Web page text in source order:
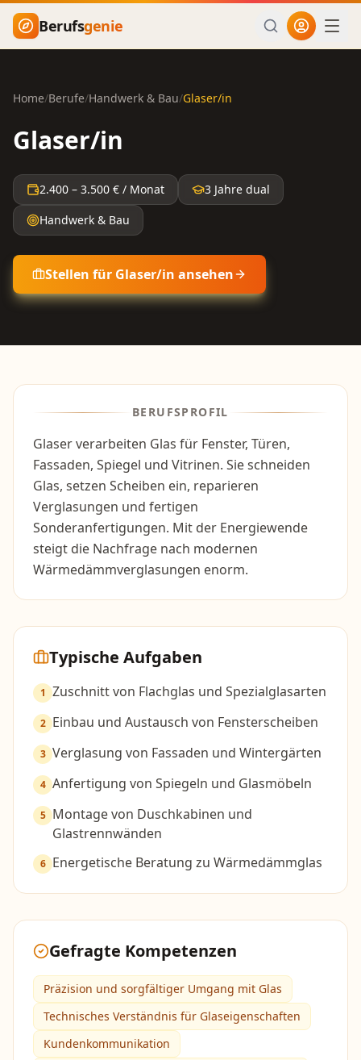
Zum Hauptinhalt springen
Berufsgenie
Home/Berufe/Handwerk & Bau/Glaser/in
Glaser/in
2.400 – 3.500 € / Monat
3 Jahre dual
Handwerk & Bau
Stellen für Glaser/in ansehen
BERUFSPROFIL
Glaser verarbeiten Glas für Fenster, Türen,
Fassaden, Spiegel und Vitrinen. Sie schneiden
Glas, setzen Scheiben ein, reparieren
Verglasungen und fertigen
Sonderanfertigungen. Mit der Energiewende
steigt die Nachfrage nach modernen
Wärmedämmverglasungen enorm.
Typische Aufgaben
1 Zuschnitt von Flachglas und Spezialglasarten
2 Einbau und Austausch von Fensterscheiben
3 Verglasung von Fassaden und Wintergärten
4 Anfertigung von Spiegeln und Glasmöbeln
5 Montage von Duschkabinen und
Glastrennwänden
6 Energetische Beratung zu Wärmedämmglas
Gefragte Kompetenzen
Präzision und sorgfältiger Umgang mit Glas
Technisches Verständnis für Glaseigenschaften
Kundenkommunikation